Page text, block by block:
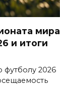
мира
и итоги
2026